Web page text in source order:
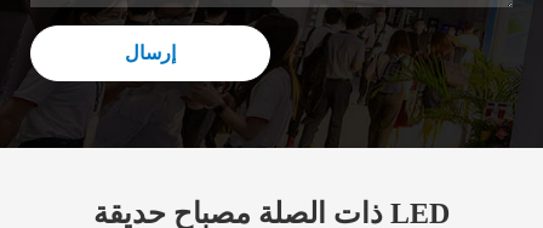
إرسال
ذات الصلة مصباح حديقة LED